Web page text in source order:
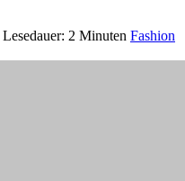
Lesedauer: 2 Minuten Fashion